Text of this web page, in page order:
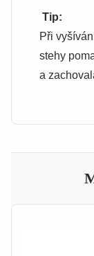
Tip:
Při
stehy
a